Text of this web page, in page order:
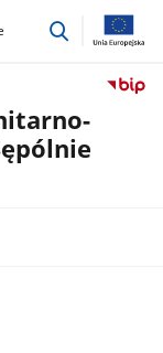
przejdź